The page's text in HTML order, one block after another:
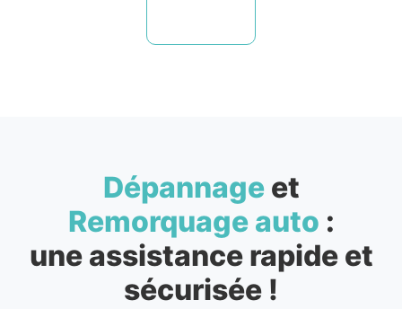
Dépannageet
Remorquage auto :
une assistance rapide et
sécurisée !